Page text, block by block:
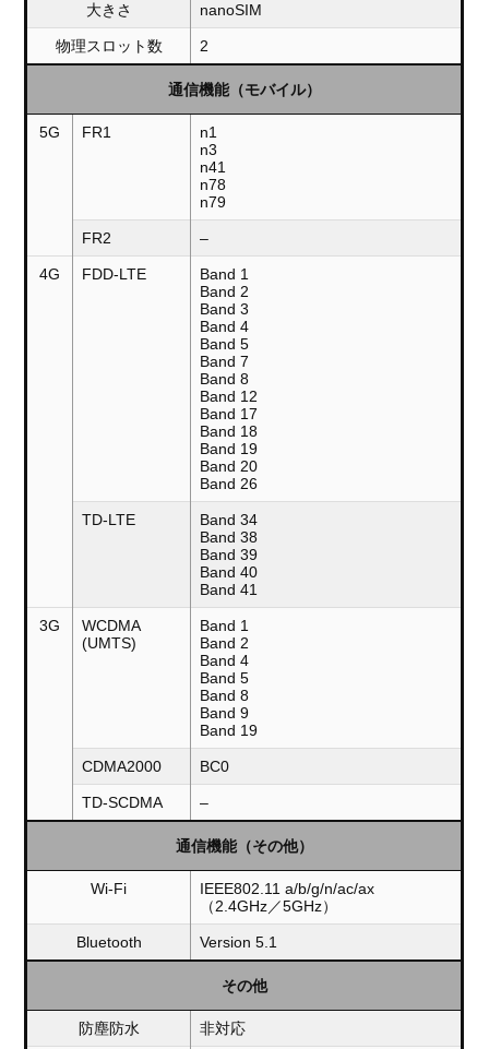
大きさ nanoSIM
物理スロット数 2
通信機能（モバイル）
5G FR1
n1
n3
n41
n78
n79
FR2 –
4G FDD-LTE
Band 1
Band 2
Band 3
Band 4
Band 5
Band 7
Band 8
Band 12
Band 17
Band 18
Band 19
Band 20
Band 26
TD-LTE
Band 34
Band 38
Band 39
Band 40
Band 41
3G
WCDMA
(UMTS)
Band 1
Band 2
Band 4
Band 5
Band 8
Band 9
Band 19
CDMA2000 BC0
TD-SCDMA –
通信機能（その他）
Wi-Fi
IEEE802.11 a/b/g/n/ac/ax
（2.4GHz／5GHz）
Bluetooth Version 5.1
その他
防塵防水 非対応